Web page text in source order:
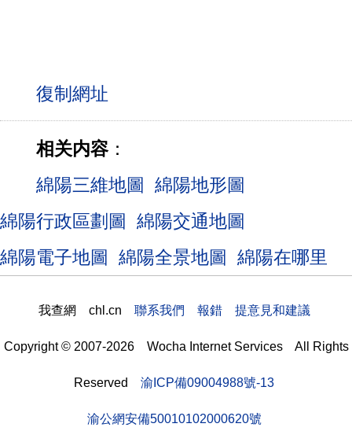
相关内容：
綿陽三維地圖 綿陽地形圖
綿陽行政區劃圖 綿陽交通地圖
綿陽電子地圖 綿陽全景地圖 綿陽在哪里
我查網 chl.cn 聯系我們 報錯 提意見和建議
Copyright © 2007-2026 Wocha Internet Services All Rights
Reserved 渝ICP備09004988號-13
渝公網安備50010102000620號